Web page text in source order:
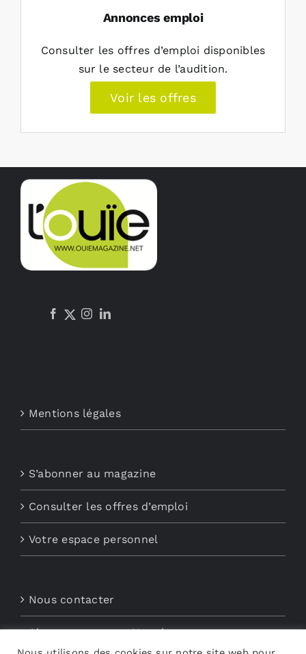
Annonces emploi
Consulter les offres d’emploi disponibles
sur le secteur de l’audition.
Voir les offres
Mentions légales
S’abonner au magazine
Consulter les offres d’emploi
Votre espace personnel
Nous contacter
Abonnements aux Newsletters